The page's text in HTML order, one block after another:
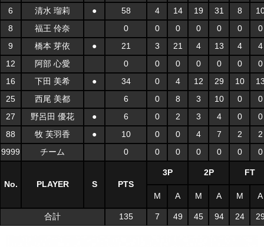
6
清水 瑠莉 ● 58 4 14 19 31 8
8
福王 伶奈 0 0 0 0 0 0
0
9
橋本 芽依 ● 21 3 21 4 13 4
4
12
阿部 心愛 0 0 0 0 0 0
0
16
下田 美希 ● 34 0 4 12 29 10
25
西尾 美都 6 0 8 3 10 0
0
27
野呂田 優花 ● 6 0 2 3 4 0
0
88
牧 芙羽香 ● 10 0 0 4 7 2
2
9999
チーム 0 0 0 0 0 0 0
No. PLAYER S PTS
3P 2P FT
M A M A M A
合計 135 7 49 45 94 24